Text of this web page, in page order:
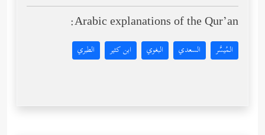
Arabic explanations of the Qur’an:
المُيسَّر السعدي البغوي ابن كثير الطبري